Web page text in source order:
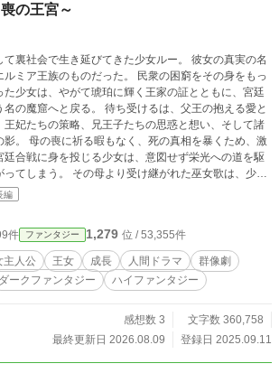
の王宮～
て裏社会で生き延びてきた少女ルー。 彼女の真実の名
ルミア王族のものだった。 民衆の困窮をその身をもっ
た少女は、やがて琥珀に輝く王家の証とともに、宮廷
名の魔窟へと戻る。 待ち受けるは、父王の抱える愛と
王妃たちの策略、兄王子たちの思惑と想い、そして諸
影。 母の喪に祈る暇もなく、死の真相を暴くため、激
廷合戦に身を投じる少女は、意図せず栄光への道を駆
ってしまう。 その母より受け継がれた巫女歌は、少女
しか信仰の対象へと導く。 不敵な笑みを浮かべ奔走す
愛憎、人の情が交錯する。 Web小説では少し珍しい、
りの群像宮廷ファンタジー。 最後に笑うのは……
きなので
「いただきます。あら、潰れてしまいました」 ※18
半のヨーロッパ諸国の歴史を基にした世界観です。 ※
らどうぞ。 https://youtu.be/QOX4x16ZYRs?si=Yqx_4d
編
件 ファンタジー 1,279 位 / 53,355件
主人公 王女 成長 人間ドラマ
群像劇
ダークファンタジー ハイファンタジー
感想数 3
文字数 360,758
最終更新日 2026.08.09
登録日 2025.09.11